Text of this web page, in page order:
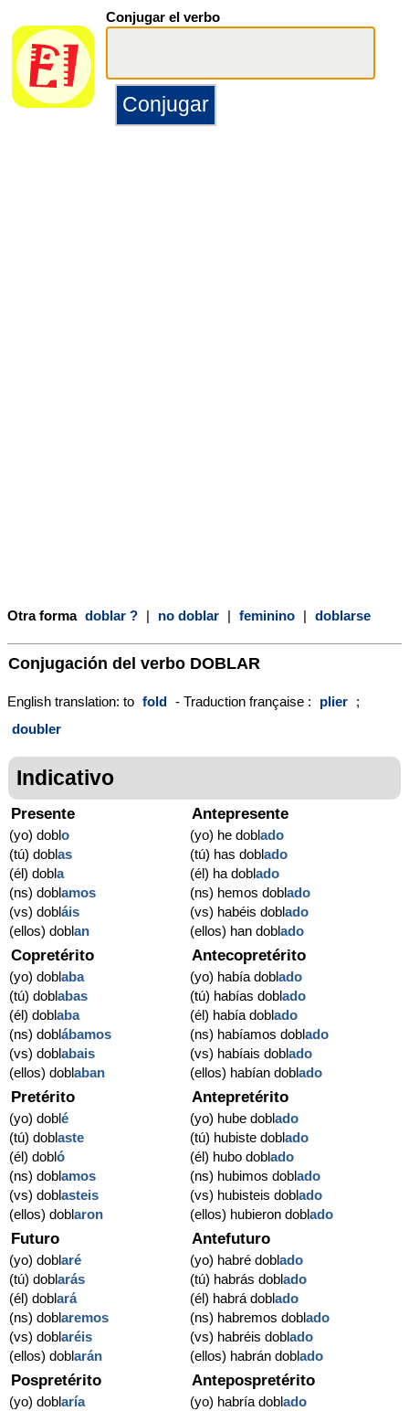
Conjugar el verbo
Otra forma doblar ? | no doblar | feminino | doblarse
Conjugación del verbo DOBLAR
English translation: to fold - Traduction française : plier ;
doubler
Indicativo
Presente
(yo) doblo
(tú) doblas
(él) dobla
(ns) doblamos
(vs) dobláis
(ellos) doblan
Antepresente
(yo) he doblado
(tú) has doblado
(él) ha doblado
(ns) hemos doblado
(vs) habéis doblado
(ellos) han doblado
Copretérito
(yo) doblaba
(tú) doblabas
(él) doblaba
(ns) doblábamos
(vs) doblabais
(ellos) doblaban
Antecopretérito
(yo) había doblado
(tú) habías doblado
(él) había doblado
(ns) habíamos doblado
(vs) habíais doblado
(ellos) habían doblado
Pretérito
(yo) doblé
(tú) doblaste
(él) dobló
(ns) doblamos
(vs) doblasteis
(ellos) doblaron
Antepretérito
(yo) hube doblado
(tú) hubiste doblado
(él) hubo doblado
(ns) hubimos doblado
(vs) hubisteis doblado
(ellos) hubieron doblado
Futuro
(yo) doblaré
(tú) doblarás
(él) doblará
(ns) doblaremos
(vs) doblaréis
(ellos) doblarán
Antefuturo
(yo) habré doblado
(tú) habrás doblado
(él) habrá doblado
(ns) habremos doblado
(vs) habréis doblado
(ellos) habrán doblado
Pospretérito
(yo) doblaría
Antepospretérito
(yo) habría doblado